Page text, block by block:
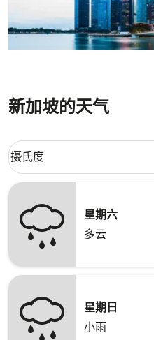
新加坡的天气
Weather unit option 摄氏度
摄氏度
keyboard_arrow_down
星期六
多云
星期日
小雨